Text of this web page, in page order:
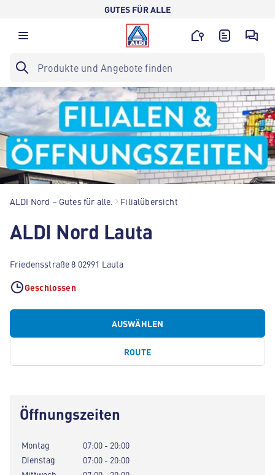
GUTES FÜR ALLE
ALDI Nord – Gutes für alle. Filialübersicht
ALDI Nord Lauta
Friedensstraße 8 02991 Lauta
Geschlossen
AUSWÄHLEN
ROUTE
Öffnungszeiten
Montag
07:00 - 20:00
Dienstag
07:00 - 20:00